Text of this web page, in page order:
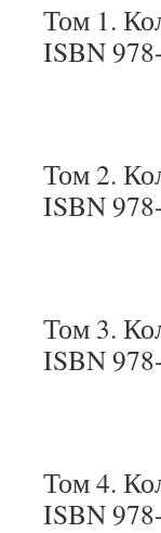
Том 1.
ISBN
Том 2.
ISBN
Том 3.
ISBN
Том 4.
ISBN